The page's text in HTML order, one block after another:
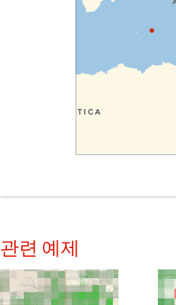
관련 예제